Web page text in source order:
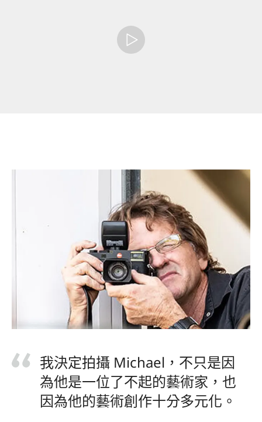
我決定拍攝 Michael，不只是因
為他是一位了不起的藝術家，也
因為他的藝術創作十分多元化。